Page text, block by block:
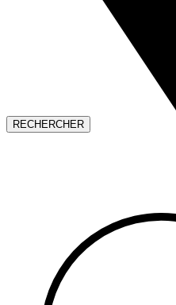
RECHERCHER